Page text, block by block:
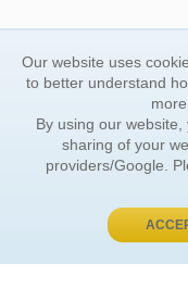
Our website uses
to better understand
By using our
sharing of your
providers/Google.